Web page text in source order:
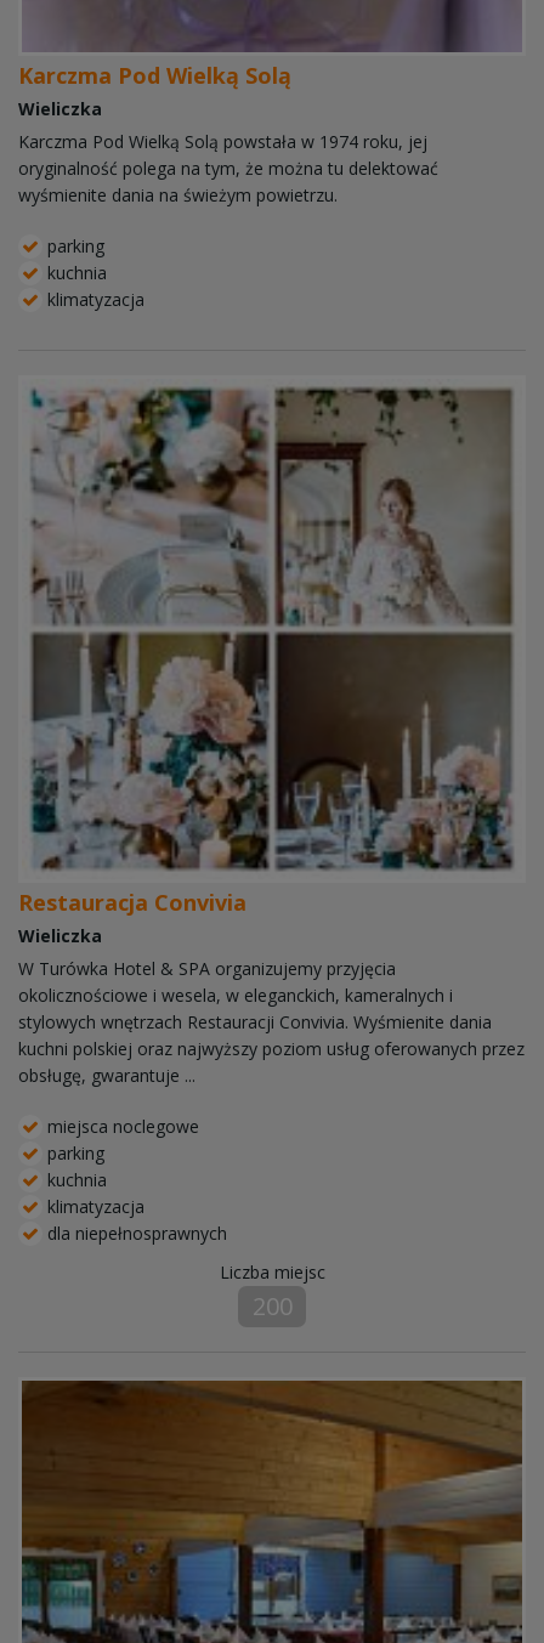
Karczma Pod Wielką Solą
Wieliczka
Karczma Pod Wielką Solą powstała w 1974 roku, jej
oryginalność polega na tym, że można tu delektować
wyśmienite dania na świeżym powietrzu.
parking
kuchnia
klimatyzacja
Restauracja Convivia
Wieliczka
W Turówka Hotel & SPA organizujemy przyjęcia
okolicznościowe i wesela, w eleganckich, kameralnych i
stylowych wnętrzach Restauracji Convivia. Wyśmienite dania
kuchni polskiej oraz najwyższy poziom usług oferowanych przez
obsługę, gwarantuje ...
miejsca noclegowe
parking
kuchnia
klimatyzacja
dla niepełnosprawnych
Liczba miejsc
200